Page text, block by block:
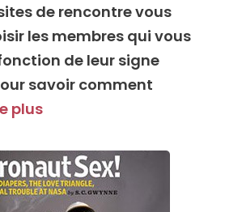
de rencontre vous
les membres qui vous
de leur signe
savoir comment
plus